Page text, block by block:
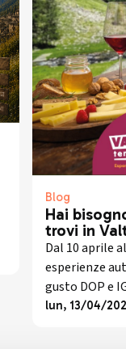
Blog
Hai
trovi in
maggio)
Dal 10 aprile
esperienze
gusto DOP e
gratuita per
lun, 13/04/